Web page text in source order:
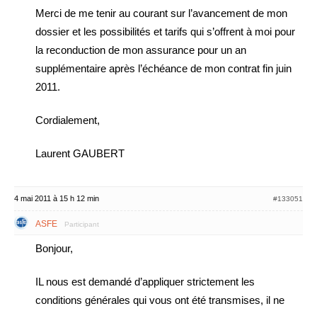
Merci de me tenir au courant sur l’avancement de mon
dossier et les possibilités et tarifs qui s’offrent à moi pour
la reconduction de mon assurance pour un an
supplémentaire après l’échéance de mon contrat fin juin
2011.
Cordialement,
Laurent GAUBERT
4 mai 2011 à 15 h 12 min #133051
ASFE Participant
Bonjour,
IL nous est demandé d’appliquer strictement les
conditions générales qui vous ont été transmises, il ne